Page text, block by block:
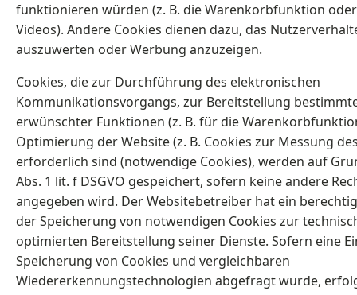
funktionieren würden (z. B. die Warenkorbfunktion
Videos). Andere Cookies dienen dazu, das
auszuwerten oder Werbung anzuzeigen.
Cookies, die zur Durchführung des elektronischen
Kommunikationsvorgangs, zur Bereitstellung
erwünschter Funktionen (z. B. für die
Optimierung der Website (z. B. Cookies zur Messung
erforderlich sind (notwendige Cookies), werden auf
Abs. 1 lit. f DSGVO gespeichert, sofern keine andere
angegeben wird. Der Websitebetreiber hat ein
der Speicherung von notwendigen Cookies zur
optimierten Bereitstellung seiner Dienste. Sofern eine
Speicherung von Cookies und vergleichbaren
Wiedererkennungstechnologien abgefragt wurde,